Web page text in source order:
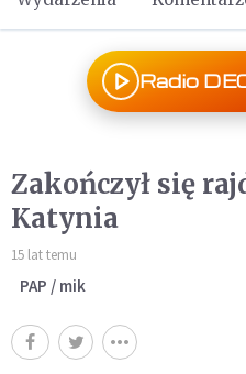
Radio
Zakończył się
Katynia
15 lat temu
PAP / mik